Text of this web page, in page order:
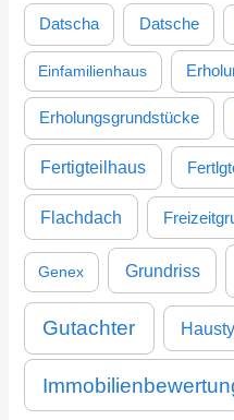
Datscha Datsche
Einfamilienhaus
Erholungsgrundstücke
Fertigteilhaus
Flachdach
Genex Grundriss
Gutachter